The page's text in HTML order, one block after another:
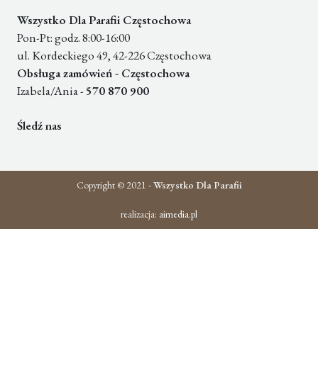
Wszystko Dla Parafii Częstochowa
Pon-Pt: godz. 8:00-16:00
ul. Kordeckiego 49, 42-226 Częstochowa
Obsługa zamówień - Częstochowa
Izabela/Ania - 570 870 900
Śledź nas
Copyright © 2021 -Wszystko Dla Parafii
realizacja: aimedia.pl